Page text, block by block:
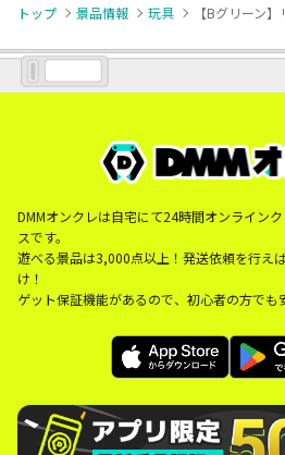
トップ 景品情報 玩具
DMMオンクレは自宅にて24時間オンライン
スです。
遊べる景品は3,000点以上！発送依頼を行え
け！
ゲット保証機能があるので、初心者の方でも